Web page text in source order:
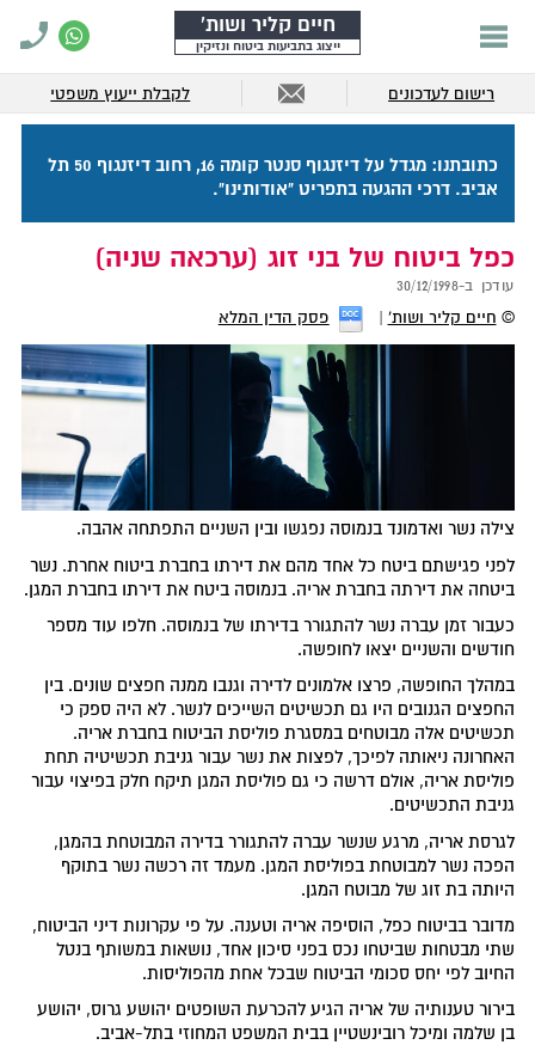
חיים קליר ושות'
ייצוג בתביעות ביטוח ונזיקין
רישום לעדכונים לקבלת ייעוץ משפטי
כתובתנו: מגדל על דיזנגוף סנטר קומה 16, רחוב דיזנגוף 50 תל
אביב. דרכי ההגעה בתפריט "אודותינו".
כפל ביטוח של בני זוג (ערכאה שניה)
עודכן ב-30/12/1998
© חיים קליר ושות' פסק הדין המלא
צילה נשר ואדמונד בנמוסה נפגשו ובין השניים התפתחה אהבה.
לפני פגישתם ביטח כל אחד מהם את דירתו בחברת ביטוח אחרת. נשר
ביטחה את דירתה בחברת אריה. בנמוסה ביטח את דירתו בחברת המגן.
כעבור זמן עברה נשר להתגורר בדירתו של בנמוסה. חלפו עוד מספר
חודשים והשניים יצאו לחופשה.
במהלך החופשה, פרצו אלמונים לדירה וגנבו ממנה חפצים שונים. בין
החפצים הגנובים היו גם תכשיטים השייכים לנשר. לא היה ספק כי
תכשיטים אלה מבוטחים במסגרת פוליסת הביטוח בחברת אריה.
האחרונה ניאותה לפיכך, לפצות את נשר עבור גניבת תכשיטיה תחת
פוליסת אריה, אולם דרשה כי גם פוליסת המגן תיקח חלק בפיצוי עבור
גניבת התכשיטים.
לגרסת אריה, מרגע שנשר עברה להתגורר בדירה המבוטחת בהמגן,
הפכה נשר למבוטחת בפוליסת המגן. מעמד זה רכשה נשר בתוקף
היותה בת זוג של מבוטח המגן.
מדובר בביטוח כפל, הוסיפה אריה וטענה. על פי עקרונות דיני הביטוח,
שתי מבטחות שביטחו נכס בפני סיכון אחד, נושאות במשותף בנטל
החיוב לפי יחס סכומי הביטוח שבכל אחת מהפוליסות.
בירור טענותיה של אריה הגיע להכרעת השופטים יהושע גרוס, יהושע
בן שלמה ומיכל רובינשטיין בבית המשפט המחוזי בתל-אביב.